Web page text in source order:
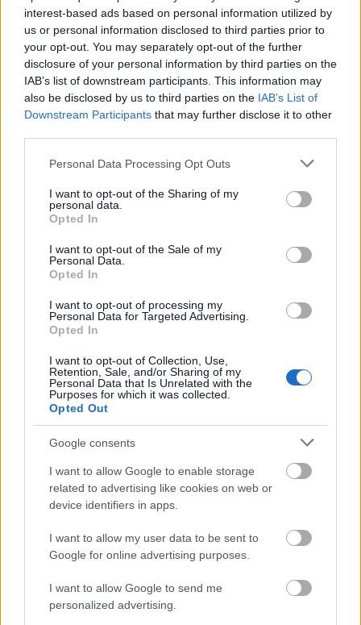
interest-based ads based on personal information utilized by
us or personal information disclosed to third parties prior to
your opt-out. You may separately opt-out of the further
disclosure of your personal information by third parties on the
IAB’s list of downstream participants. This information may
also be disclosed by us to third parties on the IAB’s List of
Downstream Participants that may further disclose it to other
Please note that this website/app uses one or more Google
not limited to your visit or usage behaviour. You may click to
grant or deny consent to Google and its third-party tags to
use your data for below specified purposes in below Google
consent section.
Personal Data Processing Opt Outs
I want to opt-out of the Sharing of my
personal data.
Opted In
I want to opt-out of the Sale of my
Personal Data.
Opted In
I want to opt-out of processing my
Personal Data for Targeted Advertising.
Opted In
I want to opt-out of Collection, Use,
Retention, Sale, and/or Sharing of my
Personal Data that Is Unrelated with the
Purposes for which it was collected.
Opted Out
Google consents
I want to allow Google to enable storage
related to advertising like cookies on web or
device identifiers in apps.
I want to allow my user data to be sent to
Google for online advertising purposes.
I want to allow Google to send me
personalized advertising.
αυτών, εξ Ευρώ 183.024,00 αχθείσας σε ειδικό
λογαριασμό αποθεματικού «Διαφορά από έκδοση
μετοχών υπέρ το άρτιο» και (β) την 31.10.2025
καταχωρήθηκε στο Γενικό Εμπορικό Μητρώο
(Γ.Ε.ΜΗ.) με Κωδικό Αριθμό Καταχώρησης (ΚΑΚ)
5616614 δια της Διεύθυνσης Εταιρειών του
29.10.2025 Πρακτικό του Διοικητικού Συμβουλίου
αναφορικά με την πιστοποίηση της καταβολής
του ποσού της ανωτέρω αυξήσεως του μετοχικού
άρθρων 20 και 113 του ν. 4548/2018.